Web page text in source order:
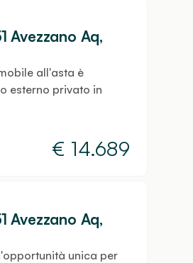
Avezzano Aq,
all'asta è
esterno privato in
€ 14.689
Avezzano Aq,
unica per